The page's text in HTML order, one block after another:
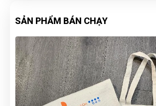
SẢN PHẨM BÁN CHẠY